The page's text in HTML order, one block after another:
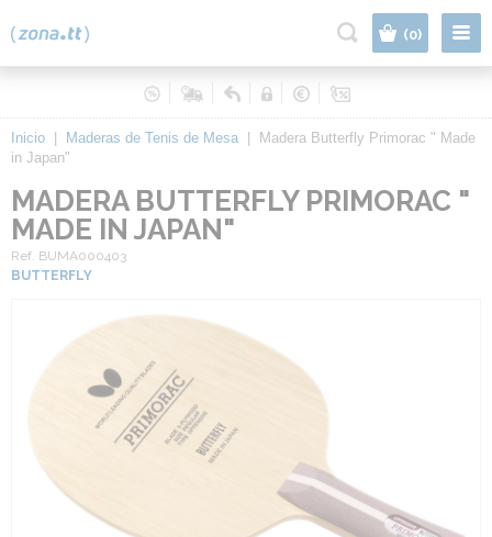
(0)
Inicio Maderas de Tenis de Mesa
Madera Butterfly Primorac " Made
in Japan"
MADERA BUTTERFLY PRIMORAC "
MADE IN JAPAN"
Ref. BUMA000403
BUTTERFLY